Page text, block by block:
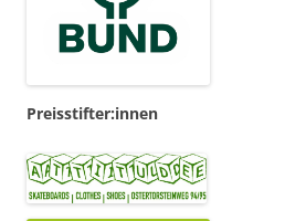
Preisstifter:innen